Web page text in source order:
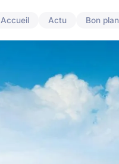
Accueil Actu Bon plan